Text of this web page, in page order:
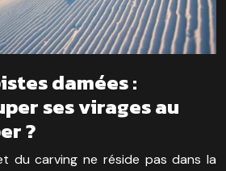
damées :
ses virages au
?
du carving ne réside pas dans la